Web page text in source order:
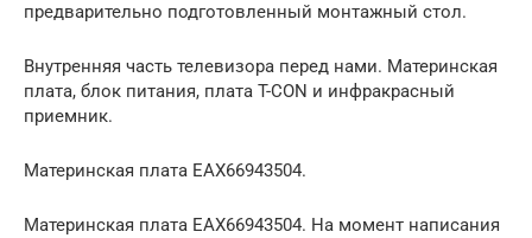
предварительно подготовленный монтажный стол.
Внутренняя часть телевизора перед нами. Материнская
плата, блок питания, плата T-CON и инфракрасный
приемник.
Материнская плата EAX66943504.
Материнская плата EAX66943504. На момент написания